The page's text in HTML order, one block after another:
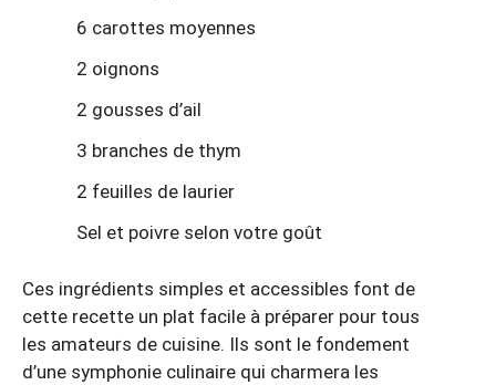
6 carottes moyennes
2 oignons
2 gousses d’ail
3 branches de thym
2 feuilles de laurier
Sel et poivre selon votre goût
Ces ingrédients simples et accessibles font de
cette recette un plat facile à préparer pour tous
les amateurs de cuisine. Ils sont le fondement
d’une symphonie culinaire qui charmera les